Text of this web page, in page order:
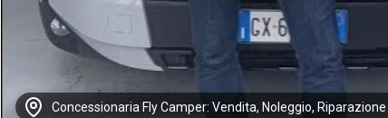
Concessionaria Fly Camper: Vendita, Noleggio, Riparazione